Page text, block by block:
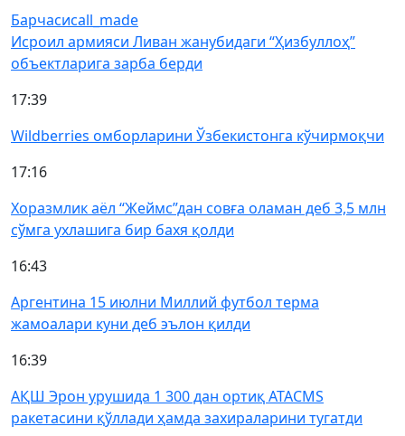
Барчасиcall_made
Исроил армияси Ливан жанубидаги “Ҳизбуллоҳ”
объектларига зарба берди
17:39
Wildberries омборларини Ўзбекистонга кўчирмоқчи
17:16
Хоразмлик аёл “Жеймс”дан совға оламан деб 3,5 млн
сўмга ухлашига бир бахя қолди
16:43
Аргентина 15 июлни Миллий футбол терма
жамоалари куни деб эълон қилди
16:39
АҚШ Эрон урушида 1 300 дан ортиқ ATACMS
ракетасини қўллади ҳамда захираларини тугатди